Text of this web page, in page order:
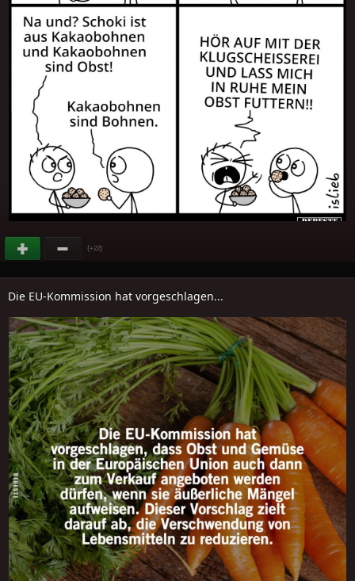
(+22)
Die EU-Kommission hat vorgeschlagen...